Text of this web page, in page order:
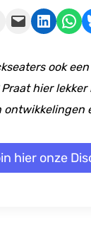
Deze pagina e-mailen Delen op LinkedIn Delen via WhatsApp
ook
hier lekker
ontwikkelingen
hier onze